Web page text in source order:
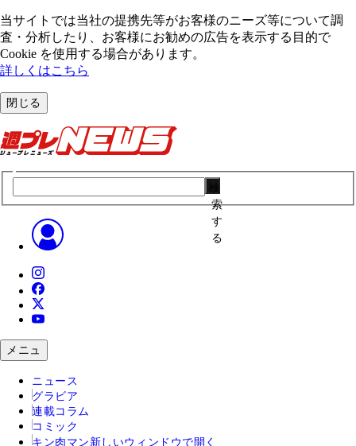
当サイトでは当社の提携先等がお客様のニーズ等について調
査・分析したり、お客様にお勧めの広告を表⽰する⽬的で
Cookie を使⽤する場合があります。
詳しくはこちら
閉じる
索
す
る
メニュ
ニュース
グラビア
連載コラム
コミック
キン肉マン 新しいウィンドウで開く